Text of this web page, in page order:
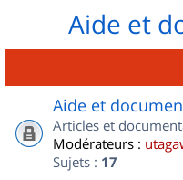
Aide et
Aide et
Articles et
Modérateurs :
Sujets : 17